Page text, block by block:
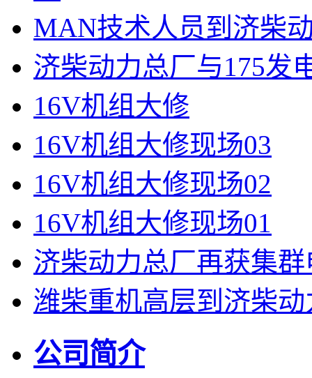
MAN技术人员到济柴
济柴动力总厂与175发
16V机组大修
16V机组大修现场03
16V机组大修现场02
16V机组大修现场01
济柴动力总厂再获集
潍柴重机高层到济柴
公司简介